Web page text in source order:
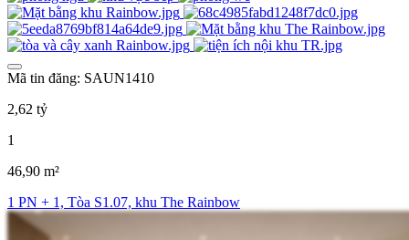
Mã tin đăng: SAUN1410
2,62 tỷ
1
46,90 m²
1 PN + 1, Tòa S1.07, khu The Rainbow